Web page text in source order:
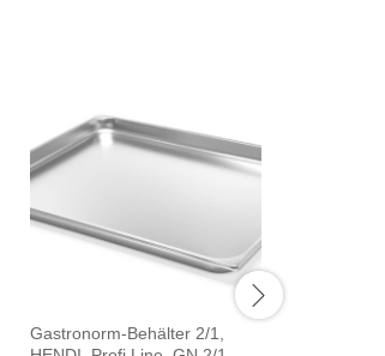
Gastronorm-Behälter 2/1,